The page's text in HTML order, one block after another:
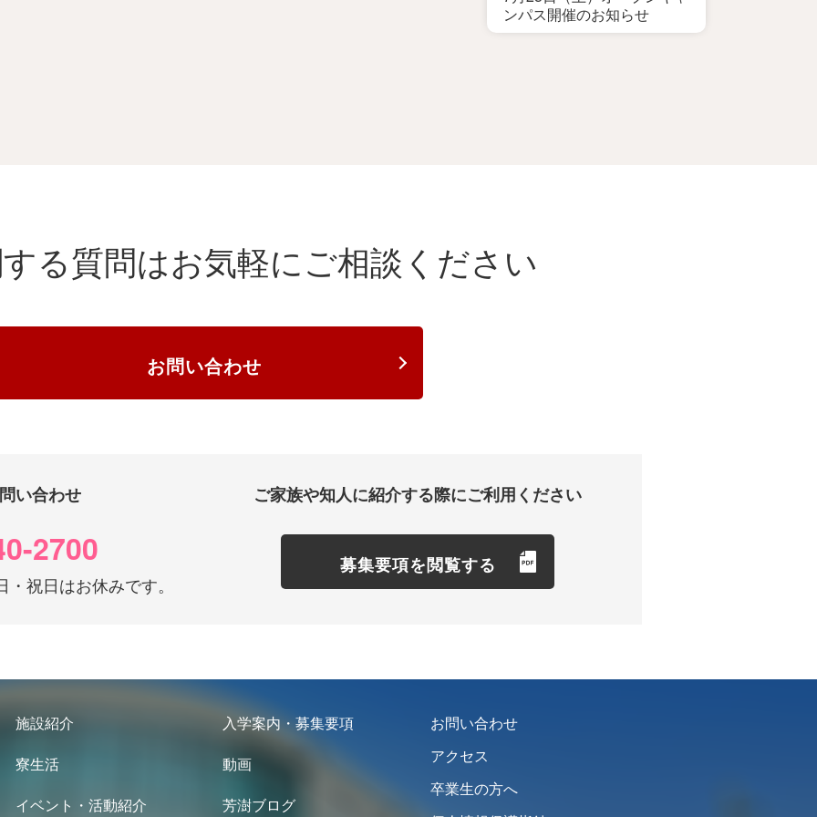
ンパス開催のお知らせ
る質問はお気軽にご相談ください
お問い合わせ
い合わせ
2700
祝日はお休みです。
ご家族や知人に紹介する際にご利用ください
募集要項を閲覧する
施設紹介
寮生活
イベント・活動紹介
入学案内・募集要項
動画
芳澍ブログ
お問い合わせ
アクセス
卒業生の方へ